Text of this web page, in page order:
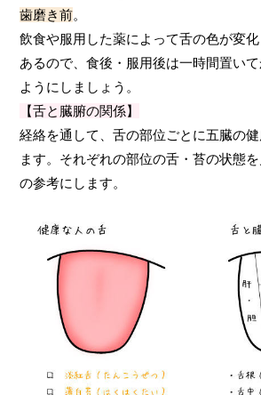
歯磨き前。
飲食や服用した薬によって舌の色が変
あるので、食後・服用後は一時間置い
ようにしましょう。
【舌と臓腑の関係】
経絡を通して、舌の部位ごとに五臓の
ます。それぞれの部位の舌・苔の状態
の参考にします。